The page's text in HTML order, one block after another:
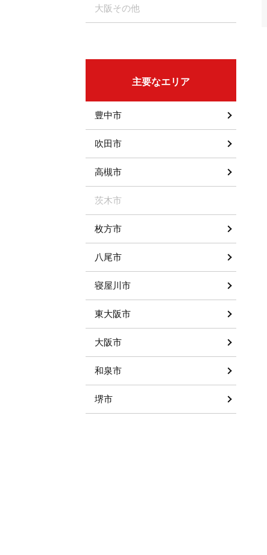
大阪その他
主要なエリア
豊中市
吹田市
高槻市
茨木市
枚方市
八尾市
寝屋川市
東大阪市
大阪市
和泉市
堺市